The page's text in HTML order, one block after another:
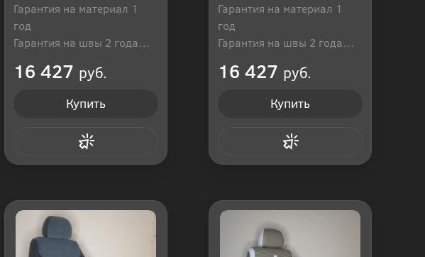
Гарантия на материал 1
год
Гарантия на швы 2 года
16 427 руб.
Купить
Гарантия на материал 1
год
Гарантия на швы 2 года
16 427 руб.
Купить